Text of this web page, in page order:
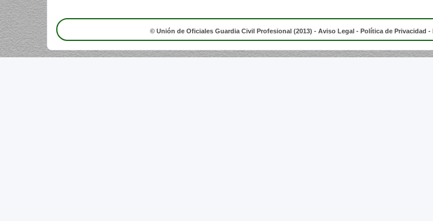
© Unión de Oficiales Guardia Civil Profesional (2013) - Aviso Legal - Política de Privacidad -